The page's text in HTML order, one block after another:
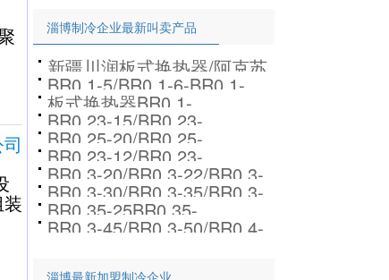
45/BR0.44-50
淄博制冷企业最新叫卖产品
新疆川润板式换热器/阿克苏
板式换热器胶垫/克拉玛依板
BR0.1-5/BR0.1-6-BR0.1-
7/BR0.1-8/BR0.1-9板式换
热器
板式换热器BR0.1-
12/BR0.1-13/BR0.1-
14/BR0.1-15
BR0.23-15/BR0.23-
18/BR0.23-20/BR0.23-25板
式换热器胶垫
BR0.25-20/BR0.25-
25/BR0.25-30/BR0.25-35板
式换热器
BR0.23-12/BR0.23-
13/BR0.23-22/BR0.23-13/
板式换热器
BR0.3-20/BR0.3-22/BR0.3-
25/BR0.3-28/BR0.3-30板式
换热器
BR0.3-30/BR0.3-35/BR0.3-
38/BR0.3-40/BR0.3-45板式
BR0.35-25BR0.35-
30/BR0.35-35/BR0.35-40板
BR0.3-45/BR0.3-50/BR0.4-
淄博最新加盟制冷企业